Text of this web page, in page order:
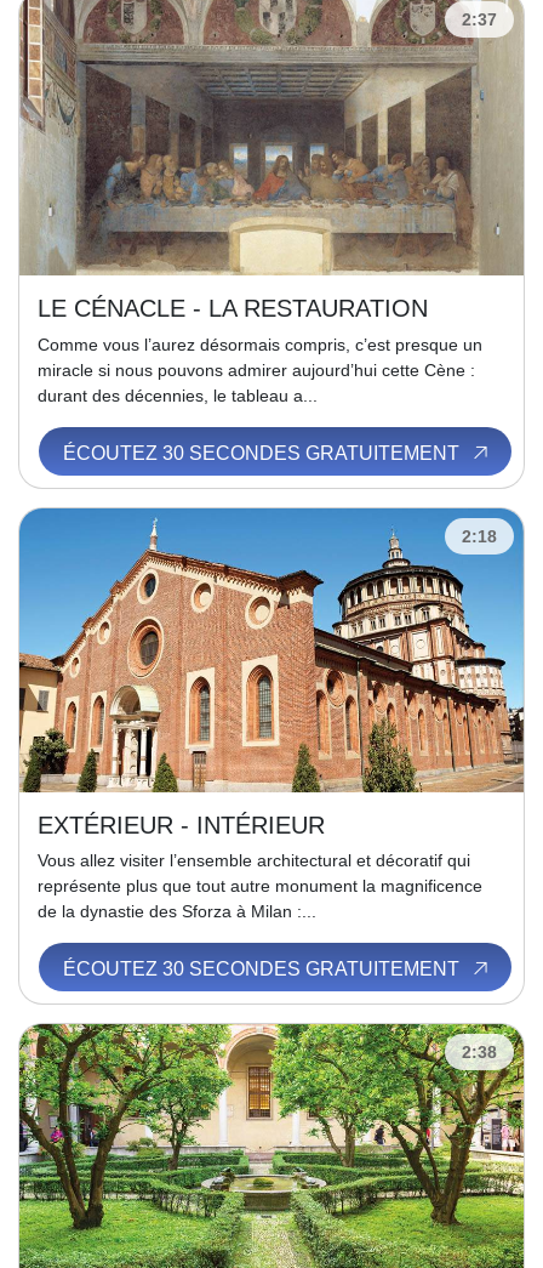
2:37
LE CÉNACLE - LA RESTAURATION
Comme vous l’aurez désormais compris, c’est presque un
miracle si nous pouvons admirer aujourd’hui cette Cène :
durant des décennies, le tableau a...
ÉCOUTEZ 30 SECONDES GRATUITEMENT
2:18
EXTÉRIEUR - INTÉRIEUR
Vous allez visiter l’ensemble architectural et décoratif qui
représente plus que tout autre monument la magnificence
de la dynastie des Sforza à Milan :...
ÉCOUTEZ 30 SECONDES GRATUITEMENT
2:38